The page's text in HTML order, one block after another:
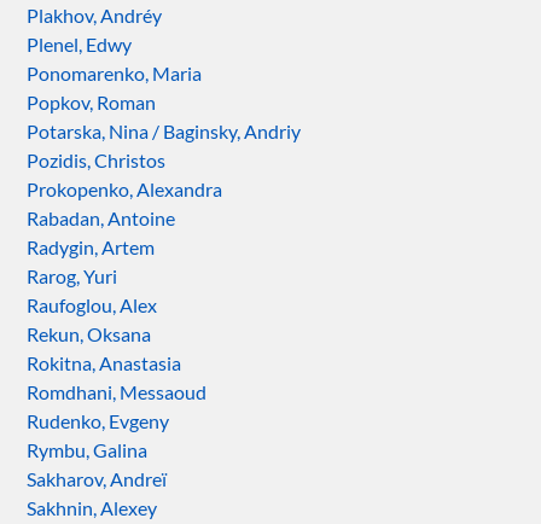
Plakhov, Andréy
Plenel, Edwy
Ponomarenko, Maria
Popkov, Roman
Potarska, Nina / Baginsky, Andriy
Pozidis, Christos
Prokopenko, Alexandra
Rabadan, Antoine
Radygin, Artem
Rarog, Yuri
Raufoglou, Alex
Rekun, Oksana
Rokitna, Anastasia
Romdhani, Messaoud
Rudenko, Evgeny
Rymbu, Galina
Sakharov, Andreï
Sakhnin, Alexey